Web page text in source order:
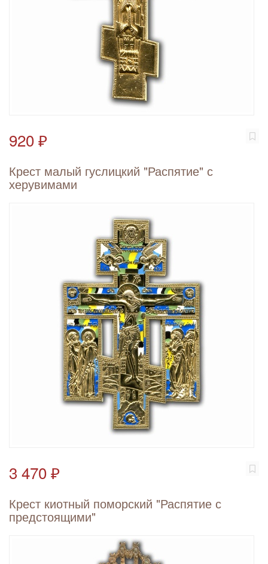
920 ₽
Крест малый гуслицкий "Распятие" с
херувимами
3 470 ₽
Крест киотный поморский "Распятие с
предстоящими"